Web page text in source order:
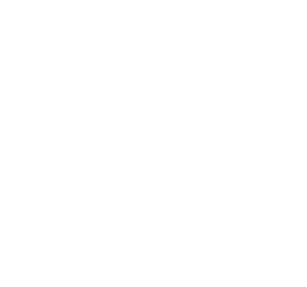
és az elhízás kivédésében. A
amelyet az Olasz Diebetológiai